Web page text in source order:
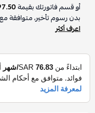
أو قسم فاتورتك بقيمة
بدون رسوم تأخير، متوافقة
اعرف أكثر